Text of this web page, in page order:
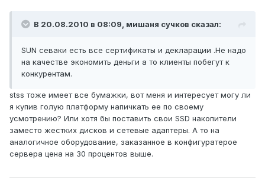
В 20.08.2010 в 08:09, мишаня сучков сказал:
SUN севаки есть все сертификаты и декларации .Не надо
на качестве экономить деньги а то клиенты побегут к
конкурентам.
stss тоже имеет все бумажки, вот меня и интересует могу ли
я купив голую платформу напичкать ее по своему
усмотрению? Или хотя бы поставить свои SSD накопители
заместо жестких дисков и сетевые адаптеры. А то на
аналогичное оборудование, заказанное в конфигуратерое
сервера цена на 30 процентов выше.